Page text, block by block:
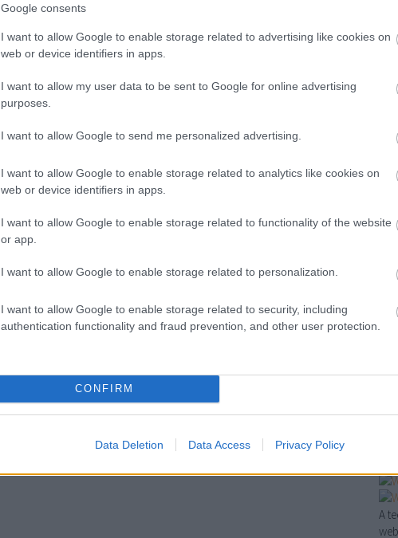
Google consents
I want to allow Google to enable storage related to advertising like cookies on
web or device identifiers in apps.
I want to allow my user data to be sent to Google for online advertising
purposes.
I want to allow Google to send me personalized advertising.
I want to allow Google to enable storage related to analytics like cookies on
web or device identifiers in apps.
I want to allow Google to enable storage related to functionality of the website
or app.
I want to allow Google to enable storage related to personalization.
I want to allow Google to enable storage related to security, including
authentication functionality and fraud prevention, and other user protection.
CONFIRM
Data Deletion Data Access Privacy Policy
új
A